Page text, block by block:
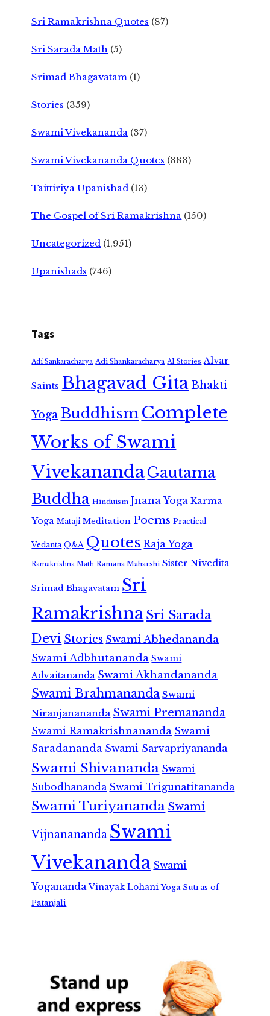
Sri Ramakrishna Quotes (87)
Sri Sarada Math (5)
Srimad Bhagavatam (1)
Stories (359)
Swami Vivekananda (37)
Swami Vivekananda Quotes (383)
Taittiriya Upanishad (13)
The Gospel of Sri Ramakrishna (150)
Uncategorized (1,951)
Upanishads (746)
Tags
Adi Sankaracharya Adi Shankaracharya AI Stories Alvar
Saints Bhagavad GitaBhakti
Yoga Buddhism Complete
Works of Swami
VivekanandaGautama
Buddha Hinduism Jnana Yoga Karma
Yoga Mataji Meditation Poems Practical
Vedanta Q&A Quotes Raja Yoga
Ramakrishna Math Ramana Maharshi Sister Nivedita
Srimad Bhagavatam Sri
RamakrishnaSri Sarada
Devi Stories Swami Abhedananda
Swami Adbhutananda Swami
Advaitananda Swami Akhandananda
Swami Brahmananda Swami
Niranjanananda Swami Premananda
Swami Ramakrishnananda Swami
Saradananda Swami Sarvapriyananda
Swami Shivananda Swami
Subodhananda Swami Trigunatitananda
Swami Turiyananda Swami
Vijnanananda Swami
Vivekananda Swami
Yogananda Vinayak Lohani Yoga Sutras of
Patanjali